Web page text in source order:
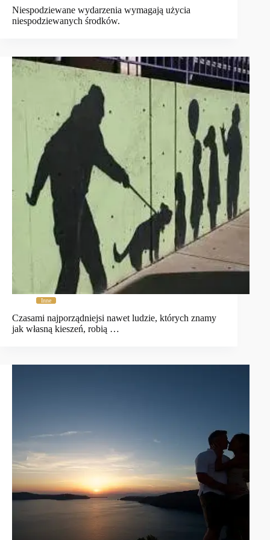
Niespodziewane wydarzenia wymagają użycia
niespodziewanych środków.
Inne
Czasami najporządniejsi nawet ludzie, których znamy
jak własną kieszeń, robią …